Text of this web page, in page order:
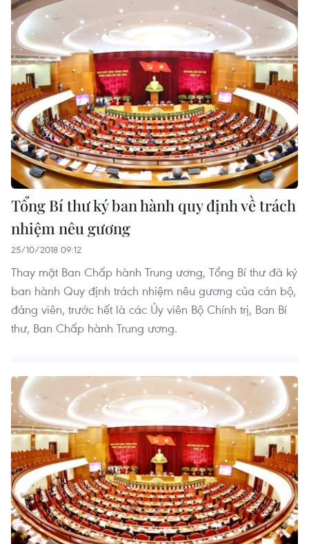
Tổng Bí thư ký ban hành quy định về trách
nhiệm nêu gương
25/10/2018 09:12
Thay mặt Ban Chấp hành Trung ương, Tổng Bí thư đã ký
ban hành Quy định trách nhiệm nêu gương của cán bộ,
đảng viên, trước hết là các Ủy viên Bộ Chính trị, Ban Bí
thư, Ban Chấp hành Trung ương.